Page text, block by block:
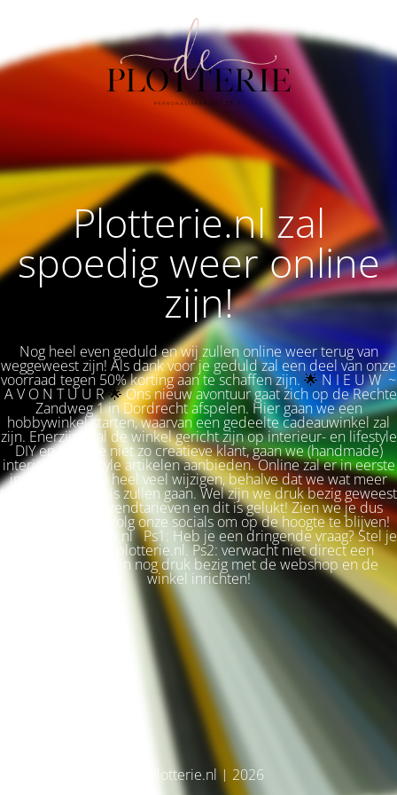
Plotterie.nl zal
spoedig weer online
zijn!
Nog heel even geduld en wij zullen online weer terug van
weggeweest zijn! Als dank voor je geduld zal een deel van onze
voorraad tegen 50% korting aan te schaffen zijn. 🌟 N I E U W ~
A V O N T U U R🌟Ons nieuw avontuur gaat zich op de Rechte
Zandweg 1 in Dordrecht afspelen. Hier gaan we een
hobbywinkel starten, waarvan een gedeelte cadeauwinkel zal
zijn. Enerzijds zal de winkel gericht zijn op interieur- en lifestyle
DIY en voor de niet zo creatieve klant, gaan we (handmade)
interieur & lifestyle artikelen aanbieden. Online zal er in eerste
instantie niet zo heel veel wijzigen, behalve dat we wat meer
terug naar de basis zullen gaan. Wel zijn we druk bezig geweest
met betere verzendtarieven en dit is gelukt! Zien we je dus
snel weer terug? Volg onze socials om op de hoogte te blijven!
Liefs, Ilse. Plotterie.nl Ps1: Heb je een dringende vraag? Stel je
vraag via info@plotterie.nl. Ps2: verwacht niet direct een
antwoord. We zijn nog druk bezig met de webshop en de
winkel inrichten!
© Plotterie.nl | 2026